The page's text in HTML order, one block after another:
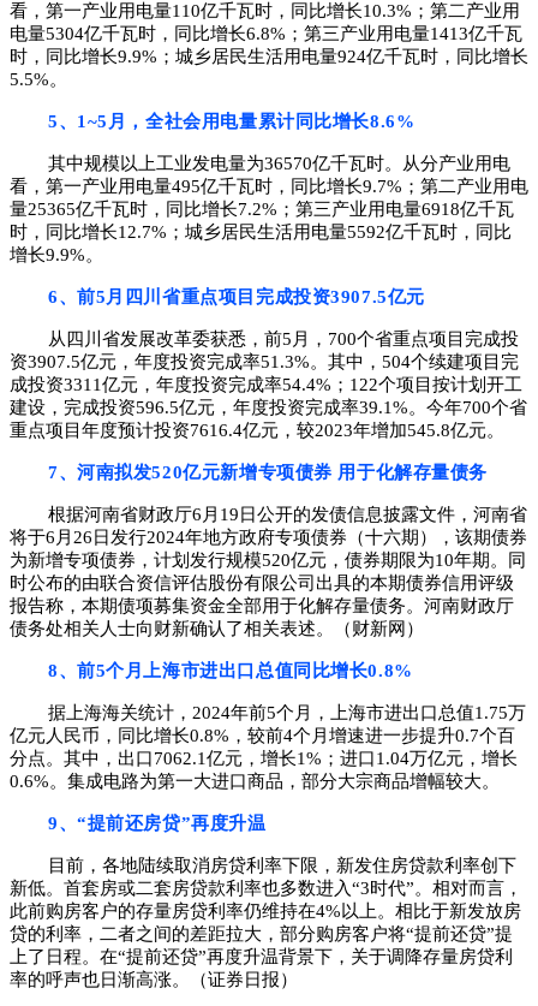
看，第一产业用电量110亿千瓦时，同比增长10.3%；第二产业用
电量5304亿千瓦时，同比增长6.8%；第三产业用电量1413亿千瓦
时，同比增长9.9%；城乡居民生活用电量924亿千瓦时，同比增长
5.5%。
5、1~5月，全社会用电量累计同比增长8.6%
其中规模以上工业发电量为36570亿千瓦时。从分产业用电
看，第一产业用电量495亿千瓦时，同比增长9.7%；第二产业用电
量25365亿千瓦时，同比增长7.2%；第三产业用电量6918亿千瓦
时，同比增长12.7%；城乡居民生活用电量5592亿千瓦时，同比
增长9.9%。
6、前5月四川省重点项目完成投资3907.5亿元
从四川省发展改革委获悉，前5月，700个省重点项目完成投
资3907.5亿元，年度投资完成率51.3%。其中，504个续建项目完
成投资3311亿元，年度投资完成率54.4%；122个项目按计划开工
建设，完成投资596.5亿元，年度投资完成率39.1%。今年700个省
重点项目年度预计投资7616.4亿元，较2023年增加545.8亿元。
7、河南拟发520亿元新增专项债券 用于化解存量债务
根据河南省财政厅6月19日公开的发债信息披露文件，河南省
将于6月26日发行2024年地方政府专项债券（十六期），该期债券
为新增专项债券，计划发行规模520亿元，债券期限为10年期。同
时公布的由联合资信评估股份有限公司出具的本期债券信用评级
报告称，本期债项募集资金全部用于化解存量债务。河南财政厅
债务处相关人士向财新确认了相关表述。（财新网）
8、前5个月上海市进出口总值同比增长0.8%
据上海海关统计，2024年前5个月，上海市进出口总值1.75万
亿元人民币，同比增长0.8%，较前4个月增速进一步提升0.7个百
分点。其中，出口7062.1亿元，增长1%；进口1.04万亿元，增长
0.6%。集成电路为第一大进口商品，部分大宗商品增幅较大。
9、“提前还房贷”再度升温
目前，各地陆续取消房贷利率下限，新发住房贷款利率创下
新低。首套房或二套房贷款利率也多数进入“3时代”。相对而言，
此前购房客户的存量房贷利率仍维持在4%以上。相比于新发放房
贷的利率，二者之间的差距拉大，部分购房客户将“提前还贷”提
上了日程。在“提前还贷”再度升温背景下，关于调降存量房贷利
率的呼声也日渐高涨。（证券日报）